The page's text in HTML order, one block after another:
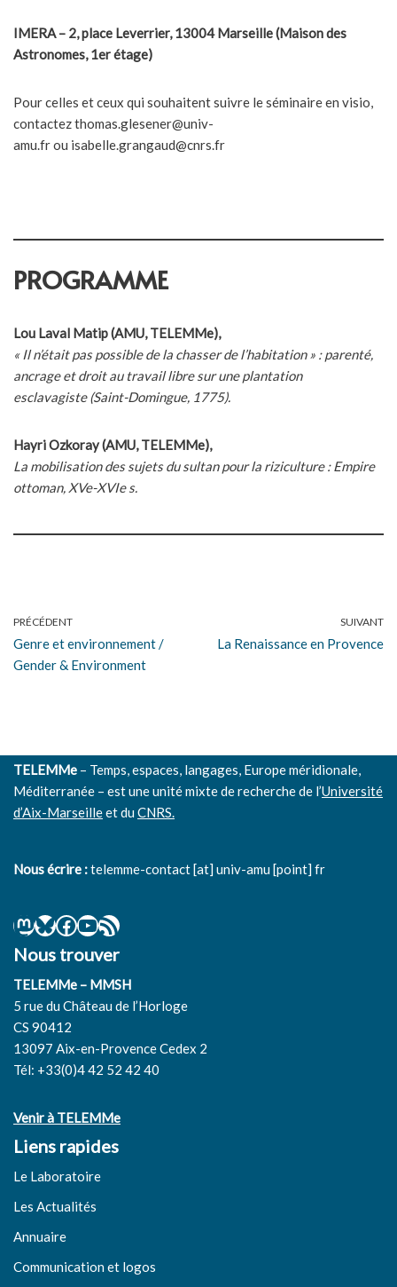
IMERA – 2, place Leverrier, 13004 Marseille(Maison des
Astronomes, 1er étage)
Pour celles et ceux qui souhaitent suivre le séminaire en visio,
contactez thomas.glesener@univ-
amu.fr ou isabelle.grangaud@cnrs.fr
PROGRAMME
Lou Laval Matip (AMU, TELEMMe),
« Il n’était pas possible de la chasser de l’habitation » : parenté,
ancrage et droit au travail libre sur une plantation
esclavagiste (Saint-Domingue, 1775).
Hayri Ozkoray (AMU,TELEMMe),
La mobilisation des sujets du sultan pour la riziculture : Empire
ottoman, XVe-XVIe s.
PRÉCÉDENT
Genre et environnement /
Gender & Environment
SUIVANT
La Renaissance en Provence
TELEMMe – Temps, espaces, langages, Europe méridionale,
Méditerranée – est une unité mixte de recherche de l’Université
d’Aix-Marseilleet duCNRS.
Nous écrire :telemme-contact [at] univ-amu [point] fr
Nous trouver
TELEMMe – MMSH
5 rue du Château de l’Horloge
CS 90412
13097 Aix-en-Provence Cedex 2
Tél: +33(0)4 42 52 42 40
Venir à TELEMMe
Liens rapides
Le Laboratoire
Les Actualités
Annuaire
Communication et logos